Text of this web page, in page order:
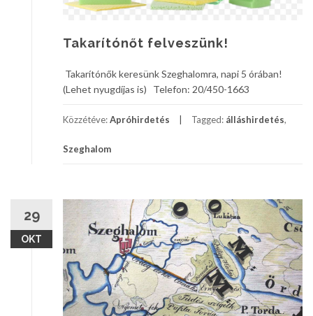
Takarítónőt felveszünk!
Takarítónők keresünk Szeghalomra, napi 5 órában!
(Lehet nyugdíjas is) Telefon: 20/450-1663
Közzétéve:Apróhirdetés Tagged: álláshirdetés,
Szeghalom
29
OKT